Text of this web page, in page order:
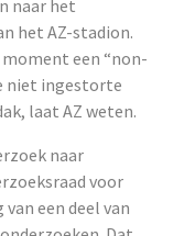
naar het
het AZ-stadion.
een “non-
niet ingestorte
laat AZ weten.
naar
voor
een deel van